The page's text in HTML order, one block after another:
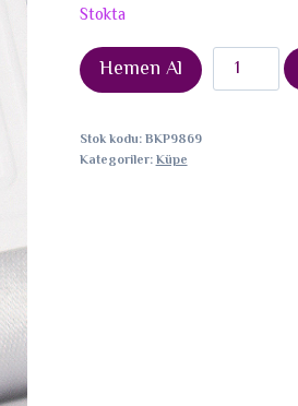
Stokta
Hemen Al
Pirinç
Gümüş
Stok kodu:BKP9869
Kategoriler:Küpe